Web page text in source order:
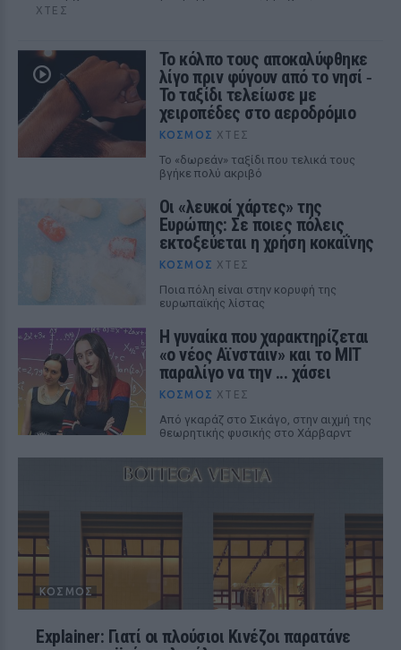
ΧΤΕΣ
Το κόλπο τους αποκαλύφθηκε
λίγο πριν φύγουν από το νησί ‑
Το ταξίδι τελείωσε με
χειροπέδες στο αεροδρόμιο
ΚΌΣΜΟΣ ΧΤΕΣ
Το «δωρεάν» ταξίδι που τελικά τους
βγήκε πολύ ακριβό
Οι «λευκοί χάρτες» της
Ευρώπης: Σε ποιες πόλεις
εκτοξεύεται η χρήση κοκαΐνης
ΚΌΣΜΟΣ ΧΤΕΣ
Ποια πόλη είναι στην κορυφή της
ευρωπαϊκής λίστας
Η γυναίκα που χαρακτηρίζεται
«ο νέος Αϊνστάιν» και το MIT
παραλίγο να την ... χάσει
ΚΌΣΜΟΣ ΧΤΕΣ
Από γκαράζ στο Σικάγο, στην αιχμή της
θεωρητικής φυσικής στο Χάρβαρντ
ΚΌΣΜΟΣ
Explainer: Γιατί οι πλούσιοι Κινέζοι παρατάνε